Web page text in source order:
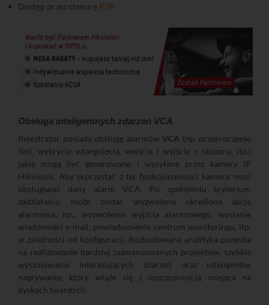
Dostęp przez chmurę P2P.
Obsługa inteligentnych zdarzeń VCA
Rejestrator posiada obsługę alarmów VCA (np. przekroczenie
linii, wykrycie wtargnięcia, wejście i wyjście z obszaru, itp.)
jakie mogą być generowane i wysyłane przez kamery IP
Hikvision. Aby skorzystać z tej funkcjonalności kamera musi
obsługiwać dany alarm VCA. Po spełnieniu kryterium
zadziałania, może zostać wyzwolona określona akcja
alarmowa, np.: wyzwolenie wyjścia alarmowego, wysłanie
wiadomości e-mail, powiadomienie centrum monitoringu, itp.
w zależności od konfiguracji. Rozbudowana analityka pozwala
na realizowanie bardziej zaawansowanych projektów, szybkie
wyszukiwanie interesujących zdarzeń oraz inteligentne
nagrywanie, które wiąże się z oszczędnością miejsca na
dyskach twardych.